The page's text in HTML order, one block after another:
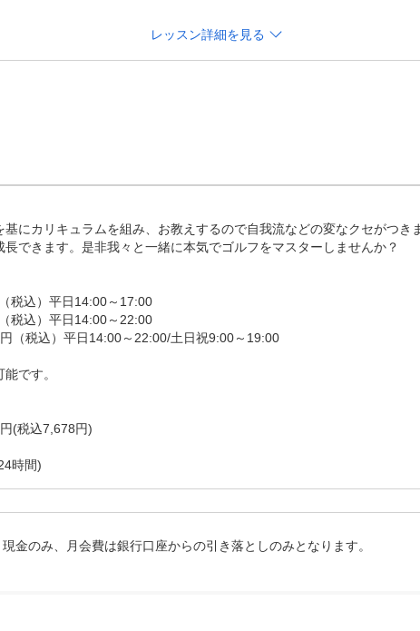
丁寧に指導いたします。体験レッスン前に問診してから受講し
せん！」も、もちろんOKです！
内容に沿ったレッスンを行います）
・お見積り・入会のご案内
14：50
レッスン詳細を見る
にカリキュラムを組み、お教えするので自我流などの変なクセがつき
できます。是非我々と一緒に本気でゴルフをマスターしませんか？
税込）平日14:00～17:00
税込）平日14:00～22:00
（税込）平日14:00～22:00/土日祝9:00～19:00
です。
(税込7,678円)
時間)
金のみ、月会費は銀行口座からの引き落としのみとなります。